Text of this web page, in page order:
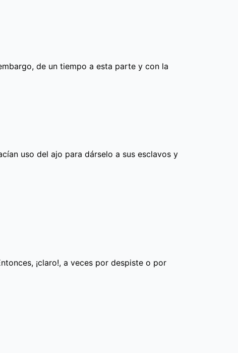
de un tiempo a esta parte y con la
uso del ajo para dárselo a sus esclavos y
¡claro!, a veces por despiste o por